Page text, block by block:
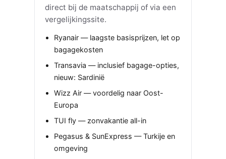
direct bij de maatschappij of via een
vergelijkingssite.
Ryanair — laagste basisprijzen, let op
bagagekosten
Transavia — inclusief bagage-opties,
nieuw: Sardinië
Wizz Air — voordelig naar Oost-
Europa
TUI fly — zonvakantie all-in
Pegasus & SunExpress — Turkije en
omgeving